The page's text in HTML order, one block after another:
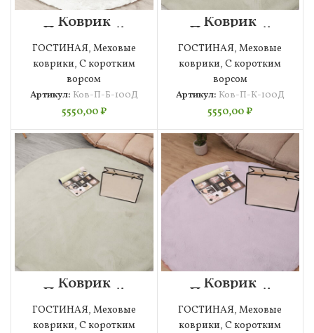
Коврик
Плюшевый
(белый) 100х100
ГОСТИНАЯ, Меховые
коврики, С коротким
ворсом
Артикул: Ков-П-Б-100Д
5550,00₽
Коврик
Плюшевый
(крем) 100х100
ГОСТИНАЯ,Меховые
коврики,С коротким
ворсом
Артикул: Ков-П-К-100Д
5550,00₽
Коврик
Плюшевый
(крем) 150х150
ГОСТИНАЯ, Меховые
коврики, С коротким
Коврик
Плюшевый
(лиловый)
100х100
ГОСТИНАЯ,Меховые
коврики,С коротким